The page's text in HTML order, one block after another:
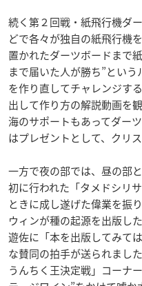
続く第２回戦・紙飛行機ダ
どで各々が独自の紙飛行機
置かれたダーツボードまで
まで届いた人が勝ち”とい
を作り直してチャレンジす
出して作り方の解説動画を
海のサポートもあってダー
はプレゼントとして、クリ
一方で夜の部では、昼の部
初に行われた「タメドシリ
ときに成し遂げた偉業を振
ウィンが種の起源を出版し
遊佐に「本を出版してみて
な賛同の拍手が送られまし
うんちく王決定戦」コーナ